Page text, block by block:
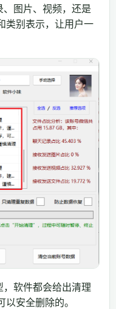
图片、视频，还是
类别表示，让用户一
软件都会给出清理
安全删除的。